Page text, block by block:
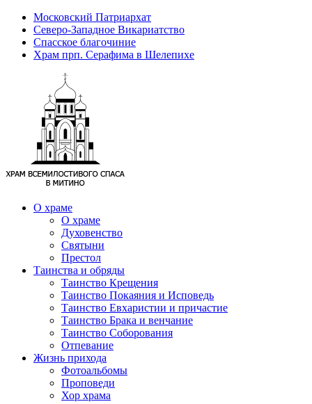
Московский Патриархат
Северо-Западное Викариатство
Спасское благочиние
Храм прп. Серафима в Шелепихе
О храме
О храме
Духовенство
Святыни
Престол
Таинства и обряды
Таинство Крещения
Таинство Покаяния и Исповедь
Таинство Евхаристии и причастие
Таинство Брака и венчание
Таинство Соборования
Отпевание
Жизнь прихода
Фотоальбомы
Проповеди
Хор храма